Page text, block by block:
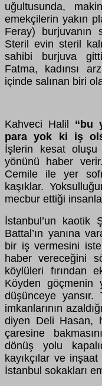
uğultusunda,
emekçilerin yakın
Feray) burjuvanın
Steril evin steril
sahibi burjuva
Fatma, kadınsı
içinde salınan biri
Kahveci Halil “bu
para yok ki iş
İşlerin kesat
yönünü haber
Cemile ile yer
kaşıklar.
mecbur ettiği
İstanbul’un kaotik
Battal’ın yanına
bir iş vermesini
haber vereceğini
köylüleri fırından
Köyden göçmenin
düşünceye yansır.
imkanlarının
diyen Deli Hasan,
çaresine
dönüş yolu
kayıkçılar ve
İstanbul sokakları